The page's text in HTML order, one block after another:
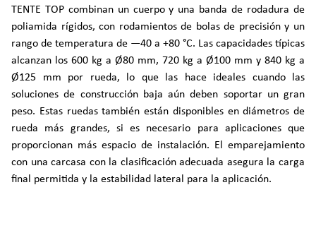
TENTE TOP combinan un cuerpo y una banda de rodadura de
poliamida rígidos, con rodamientos de bolas de precisión y un
rango de temperatura de —40 a +80 °C. Las capacidades típicas
alcanzan los 600 kg a Ø80 mm, 720 kg a Ø100 mm y 840 kg a
Ø125 mm por rueda, lo que las hace ideales cuando las
soluciones de construcción baja aún deben soportar un gran
peso. Estas ruedas también están disponibles en diámetros de
rueda más grandes, si es necesario para aplicaciones que
proporcionan más espacio de instalación. El emparejamiento
con una carcasa con la clasificación adecuada asegura la carga
final permitida y la estabilidad lateral para la aplicación.